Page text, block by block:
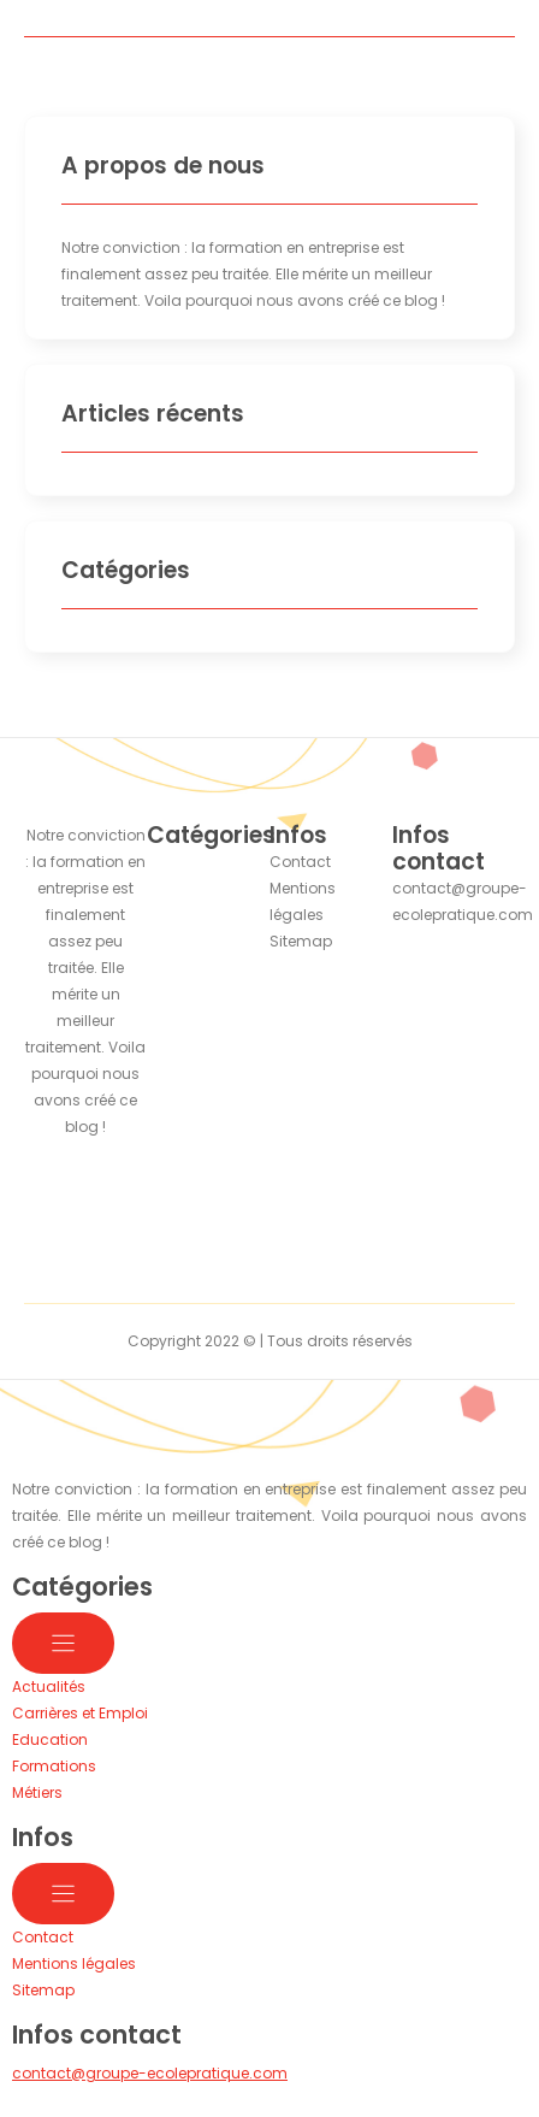
A propos de nous
Notre conviction : la formation en entreprise est
finalement assez peu traitée. Elle mérite un meilleur
traitement. Voila pourquoi nous avons créé ce blog !
Articles récents
Catégories
Notre conviction
: la formation en
entreprise est
finalement
assez peu
traitée. Elle
mérite un
meilleur
traitement. Voila
pourquoi nous
avons créé ce
blog !
CatégoriesInfos
Contact
Mentions
légales
Sitemap
Infos
contact
contact@groupe-
ecolepratique.com
Copyright 2022 © | Tous droits réservés
Notre conviction : la formation en entreprise est finalement assez peu
traitée. Elle mérite un meilleur traitement. Voila pourquoi nous avons
créé ce blog !
Catégories
Actualités
Carrières et Emploi
Education
Formations
Métiers
Infos
Contact
Mentions légales
Sitemap
Infos contact
contact@groupe-ecolepratique.com